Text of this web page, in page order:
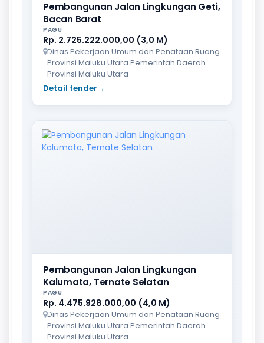
Pembangunan Jalan Lingkungan Geti,
Bacan Barat
PAGU
Rp. 2.725.222.000,00 (3,0 M)
Dinas Pekerjaan Umum dan Penataan Ruang
Provinsi Maluku Utara Pemerintah Daerah
Provinsi Maluku Utara
Detail tender→
Pembangunan Jalan Lingkungan
Kalumata, Ternate Selatan
PAGU
Rp. 4.475.928.000,00 (4,0 M)
Dinas Pekerjaan Umum dan Penataan Ruang
Provinsi Maluku Utara Pemerintah Daerah
Provinsi Maluku Utara